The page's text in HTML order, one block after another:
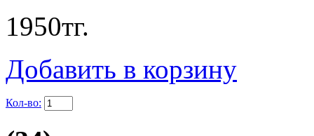
1950тг.
Добавить в корзину
Кол-во: